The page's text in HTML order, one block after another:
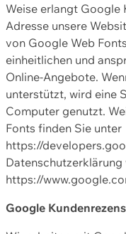
Weise erlangt Google
Adresse unsere
von Google Web
einheitlichen und
Online-Angebote.
unterstützt, wird eine
Computer genutzt.
Fonts finden Sie unter
https://
https://
Google